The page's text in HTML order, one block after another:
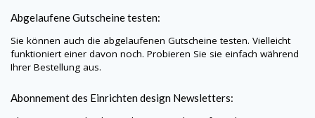
Abgelaufene Gutscheine testen:
Sie können auch die abgelaufenen Gutscheine testen. Vielleicht
funktioniert einer davon noch. Probieren Sie sie einfach während
Ihrer Bestellung aus.
Abonnement des Einrichten design Newsletters: